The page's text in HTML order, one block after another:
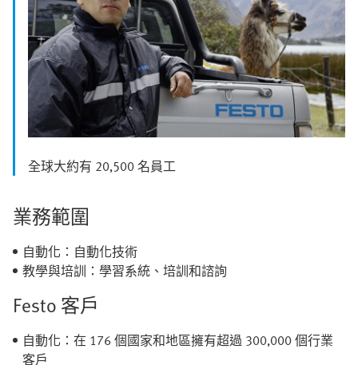
全球大約有 20,500 名員工
業務範圍
自動化：自動化技術
教學與培訓：學習系統、培訓和諮詢
Festo 客戶
自動化：在 176 個國家和地區擁有超過 300,000 個行業
客戶